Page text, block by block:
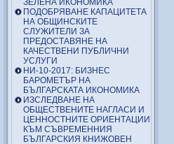
ЗЕЛЕНА ИКОНОМИКА
ПОДОБРЯВАНЕ КАПАЦИТЕТА
НА ОБЩИНСКИТЕ
СЛУЖИТЕЛИ ЗА
ПРЕДОСТАВЯНЕ НА
КАЧЕСТВЕНИ ПУБЛИЧНИ
УСЛУГИ
НИ-10-2017: БИЗНЕС
БАРОМЕТЪР НА
БЪЛГАРСКАТА ИКОНОМИКА
ИЗСЛЕДВАНЕ НА
ОБЩЕСТВЕНИТЕ НАГЛАСИ И
ЦЕННОСТНИТЕ ОРИЕНТАЦИИ
КЪМ СЪВРЕМЕННИЯ
БЪЛГАРСКИЯ КНИЖОВЕН